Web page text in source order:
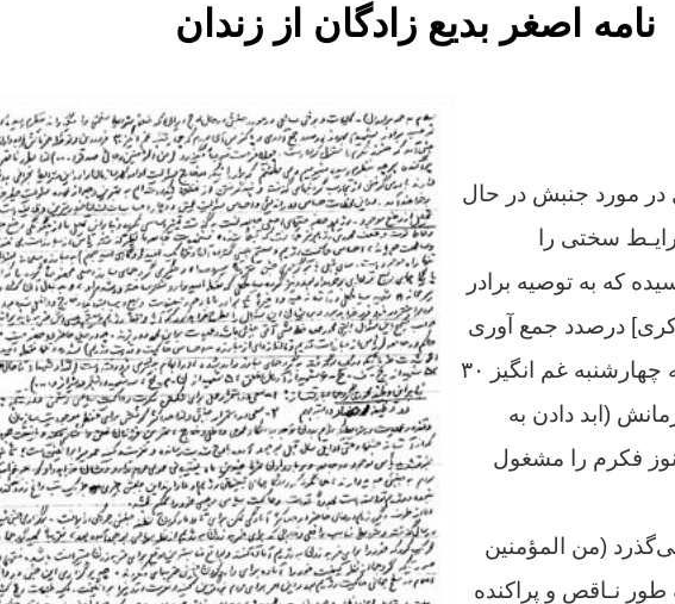
نامه اصغر بدیع زادگان از زندان
در مورد جنبش در حال
سختی را
که به توصیه برادر
درصدد جمع آوری
و پاکنویس آن بودم که چهارشنبه غم انگیز ۳۰
(ابد دادن به
فکرم را مشغول
(من المؤمنین
نـاقص و پراکنده